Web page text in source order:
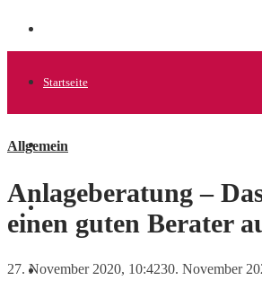
Startseite
Allgemein
Startups
News
Allgemein
Anlageberatung –
einen guten Berater
27. November 2020, 10:4230. November